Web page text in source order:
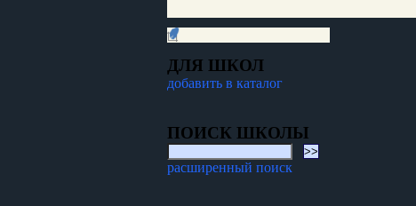
ДЛЯ ШКОЛ
добавить в каталог
ПОИСК ШКОЛЫ
расширенный поиск